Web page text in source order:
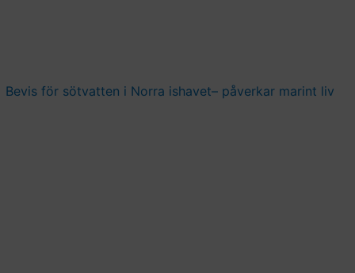
Bevis för sötvatten i Norra ishavet– påverkar marint liv